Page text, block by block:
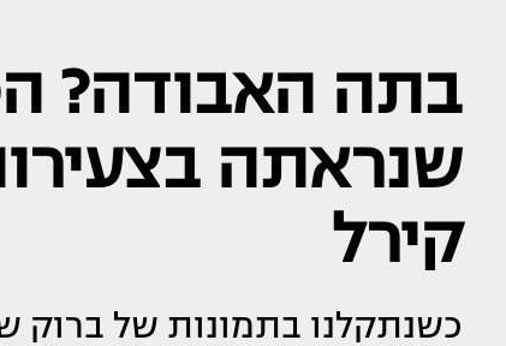
בתה האבודה?
שנראתה
קירל
כשנתקלנו בתמונות של ברוק